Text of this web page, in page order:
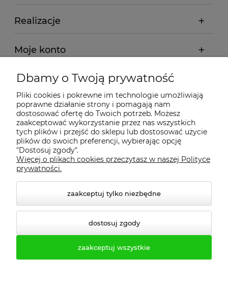
Realizacje
Moje konto
Regulamin
Dostawa - realizacja
Gwarancja i zwroty
Pomoc
Dbamy o Twoją prywatność
Pliki cookies i pokrewne im technologie umożliwiają
poprawne działanie strony i pomagają nam
dostosować ofertę do Twoich potrzeb. Możesz
zaakceptować wykorzystanie przez nas wszystkich
tych plików i przejść do sklepu lub dostosować użycie
plików do swoich preferencji, wybierając opcję
"Dostosuj zgody".
Więcej o plikach cookies przeczytasz w naszej Polityce
prywatności.
zaakceptuj tylko niezbędne
dostosuj zgody
zaakceptuj wszystkie